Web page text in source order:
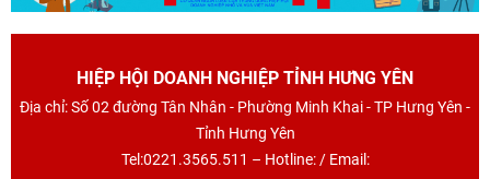
HIỆP HỘI DOANH NGHIỆP TỈNH HƯNG YÊN
Địa chỉ: Số 02 đường Tân Nhân - Phường Minh Khai - TP Hưng Yên -
Tỉnh Hưng Yên
Tel:0221.3565.511 – Hotline: / Email: